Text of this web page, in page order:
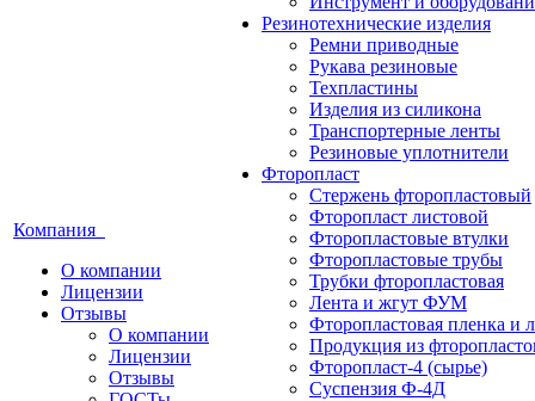
Компания
О компании
Лицензии
Отзывы
О компании
Лицензии
Отзывы
Резинотехнические изделия
Ремни приводные
Рукава резиновые
Техпластины
Изделия из силикона
Транспортерные ленты
Резиновые уплотнители
Фторопласт
Стержень фторопластовый
Фторопласт листовой
Фторопластовые втулки
Фторопластовые трубы
Трубки фторопластовая
Лента и жгут ФУМ
Фторопластовая пленка и
Продукция из
Фторопласт-4 (сырье)
Суспензия Ф-4Д